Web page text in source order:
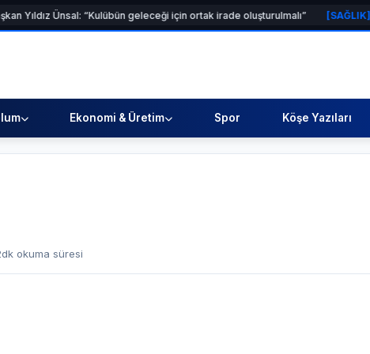
“Kulübün geleceği için ortak irade oluşturulmalı” [SAĞLIK] Kadın
Ekonomi & Üretim Spor Köşe Yazıları
dk okuma süresi